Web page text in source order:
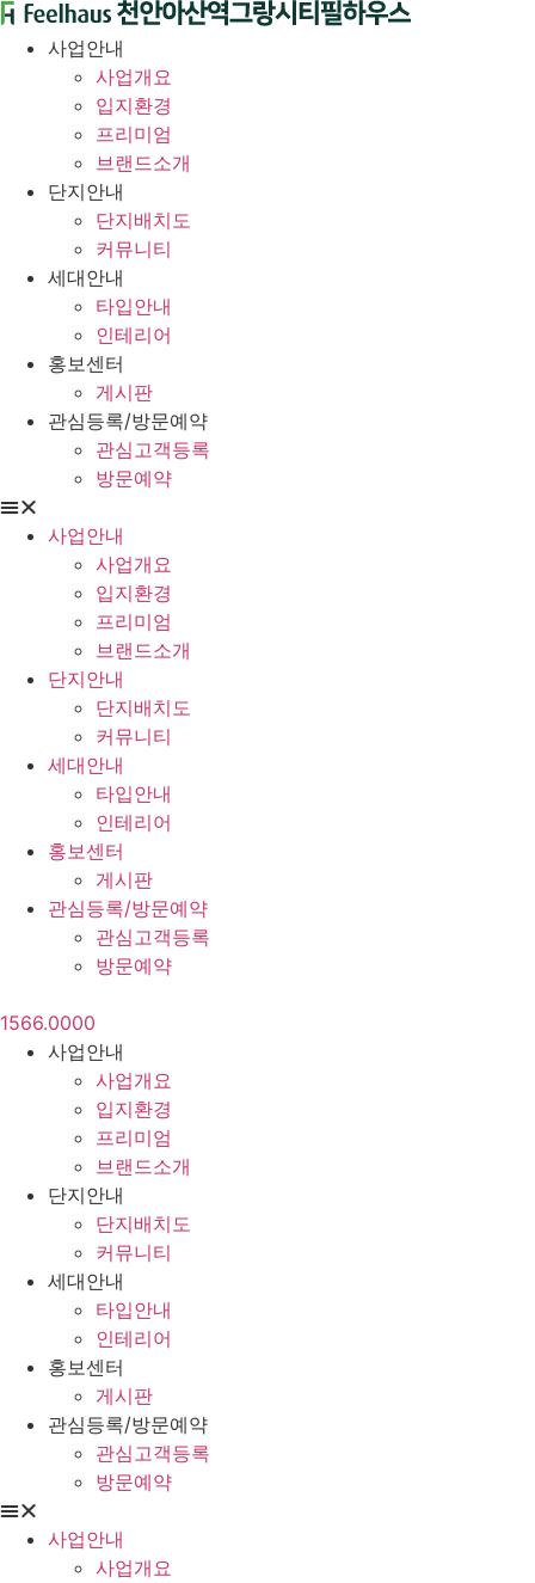
콘
사업안내
사업개요
입지환경
프리미엄
브랜드소개
단지안내
단지배치도
커뮤니티
세대안내
타입안내
인테리어
홍보센터
게시판
관심등록/방문예약
관심고객등록
방문예약
사업안내
사업개요
입지환경
프리미엄
브랜드소개
단지안내
단지배치도
커뮤니티
세대안내
타입안내
인테리어
홍보센터
게시판
관심등록/방문예약
관심고객등록
방문예약
1566.0000
사업안내
사업개요
입지환경
프리미엄
브랜드소개
단지안내
단지배치도
커뮤니티
세대안내
타입안내
인테리어
홍보센터
게시판
관심등록/방문예약
관심고객등록
방문예약
사업안내
사업개요